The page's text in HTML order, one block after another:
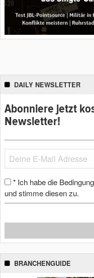
DAILY NEWSLETTER
Abonniere jetzt
Newsletter!
* Ich habe die
und stimme diesen zu.
BRANCHENGUIDE